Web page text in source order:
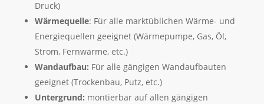
Druck)
Wärmequelle: Für alle marktüblichen Wärme- und
Energiequellen geeignet (Wärmepumpe, Gas, Öl,
Strom, Fernwärme, etc.)
Wandaufbau: Für alle gängigen Wandaufbauten
geeignet (Trockenbau, Putz, etc.)
Untergrund: montierbar auf allen gängigen